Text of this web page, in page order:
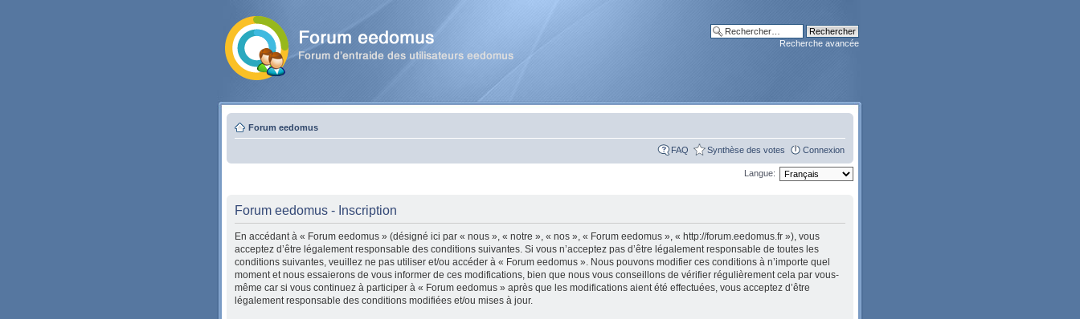
Recherche avancée
Forum eedomus
FAQ Synthèse des votes Connexion
Langue:
Forum eedomus - Inscription
En accédant à « Forum eedomus » (désigné ici par « nous », « notre », « nos », « Forum eedomus », « http://forum.eedomus.fr »), vous
acceptez d’être légalement responsable des conditions suivantes. Si vous n’acceptez pas d’être légalement responsable de toutes les
conditions suivantes, veuillez ne pas utiliser et/ou accéder à « Forum eedomus ». Nous pouvons modifier ces conditions à n’importe quel
moment et nous essaierons de vous informer de ces modifications, bien que nous vous conseillons de vérifier régulièrement cela par vous-
même car si vous continuez à participer à « Forum eedomus » après que les modifications aient été effectuées, vous acceptez d’être
légalement responsable des conditions modifiées et/ou mises à jour.